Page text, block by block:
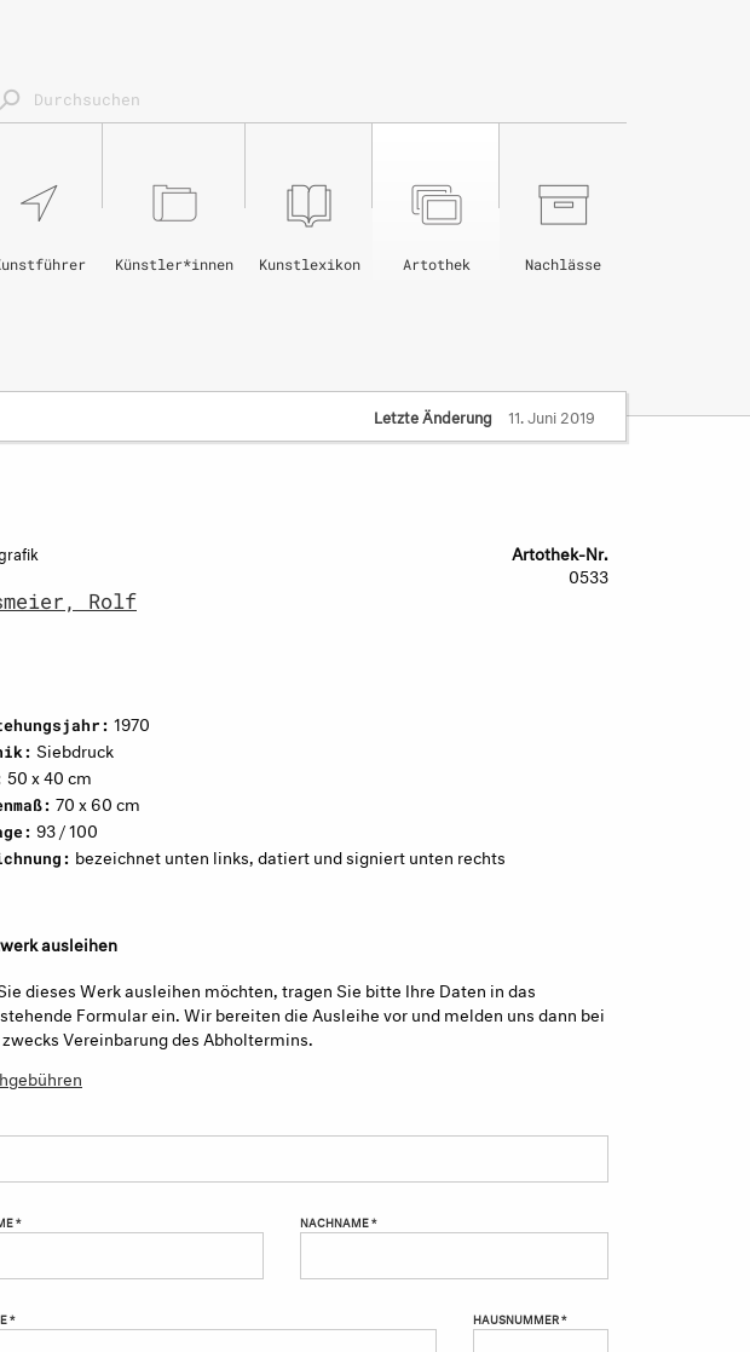
Nachlässe
Artothek
Kunstlexikon
Künstler*innen
Letzte Änderung 11. Juni 2019
Rolf
Artothek-Nr.
0533
1970
Siebdruck
50 x 40 cm
70 x 60 cm
93 / 100
bezeichnet unten links, datiert und signiert unten rechts
ausleihen
dieses Werk ausleihen möchten, tragen Sie bitte Ihre Daten in das
Formular ein. Wir bereiten die Ausleihe vor und melden uns dann bei
Vereinbarung des Abholtermins.
* NACHNAME *
* HAUSNUMMER *